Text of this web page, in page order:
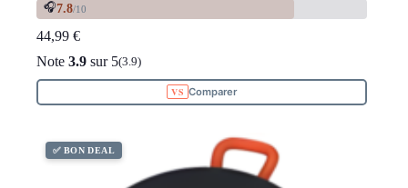
🎧7.8/10
44,99 €
Note 3.9 sur 5(3.9)
Comparer
✅ BON DEAL